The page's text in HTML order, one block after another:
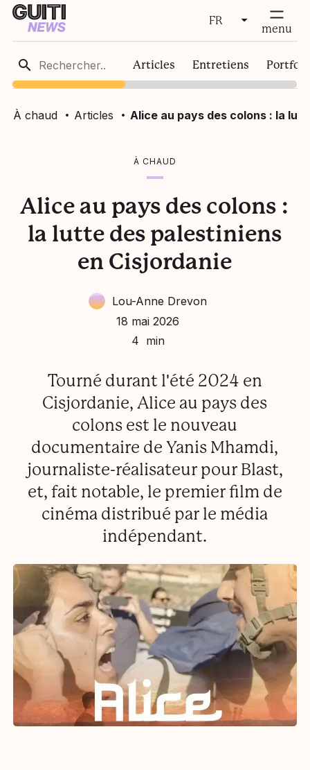
FR
FR
EN
fermer menu
Articles Entretiens
À chaud Articles Alice au pays des colons : la
À CHAUD
Alice au pays des colons :
la lutte des palestiniens
en Cisjordanie
Lou-Anne Drevon
18 mai 2026
4 min
Tourné durant l'été 2024 en
Cisjordanie, Alice au pays des
colons est le nouveau
documentaire de Yanis Mhamdi,
journaliste-réalisateur pour Blast,
et, fait notable, le premier film de
cinéma distribué par le média
indépendant.